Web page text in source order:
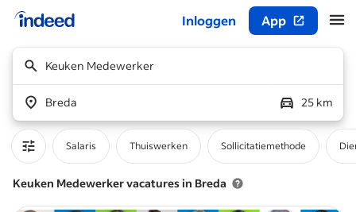
Inloggen App
Keuken Medewerker
Breda 25 km
Salaris Thuiswerken Sollicitatiemethode
Keuken Medewerker vacatures in Breda